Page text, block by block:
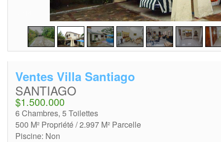
Ventes Villa Santiago
SANTIAGO
$1.500.000
6 Chambres, 5 Toilettes
500 M² Propriété / 2.997 M² Parcelle
Piscine: Non